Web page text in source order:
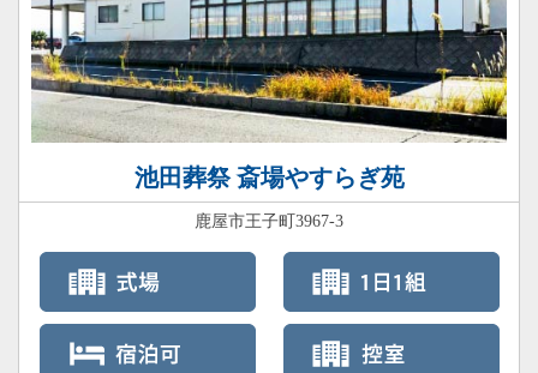
池田葬祭 斎場やすらぎ苑
鹿屋市王子町3967-3